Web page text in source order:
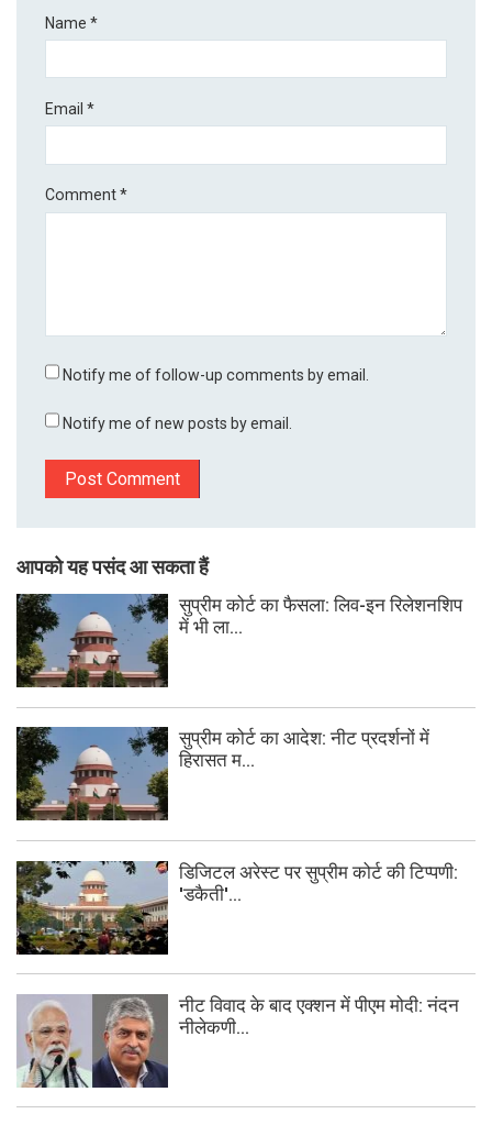
Name*
Email*
Comment*
Notify me of follow-up comments by email.
Notify me of new posts by email.
आपको यह पसंद आ सकता हैं
सुप्रीम कोर्ट का फैसला: लिव-इन रिलेशनशिप
में भी ला...
सुप्रीम कोर्ट का आदेश: नीट प्रदर्शनों में
हिरासत म...
डिजिटल अरेस्ट पर सुप्रीम कोर्ट की टिप्पणी:
'डकैती'...
नीट विवाद के बाद एक्शन में पीएम मोदी: नंदन
नीलेकणी...